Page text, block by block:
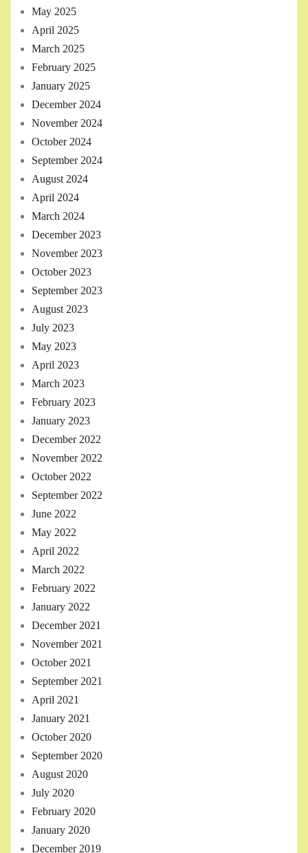
May 2025
April 2025
March 2025
February 2025
January 2025
December 2024
November 2024
October 2024
September 2024
August 2024
April 2024
March 2024
December 2023
November 2023
October 2023
September 2023
August 2023
July 2023
May 2023
April 2023
March 2023
February 2023
January 2023
December 2022
November 2022
October 2022
September 2022
June 2022
May 2022
April 2022
March 2022
February 2022
January 2022
December 2021
November 2021
October 2021
September 2021
April 2021
January 2021
October 2020
September 2020
August 2020
July 2020
February 2020
January 2020
December 2019